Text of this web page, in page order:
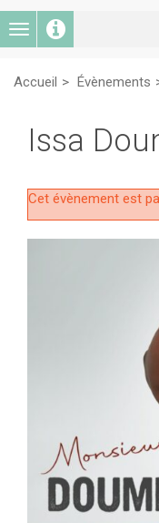
Toggle
navigation
Accueil Évènements
Issa
Cet évènement est